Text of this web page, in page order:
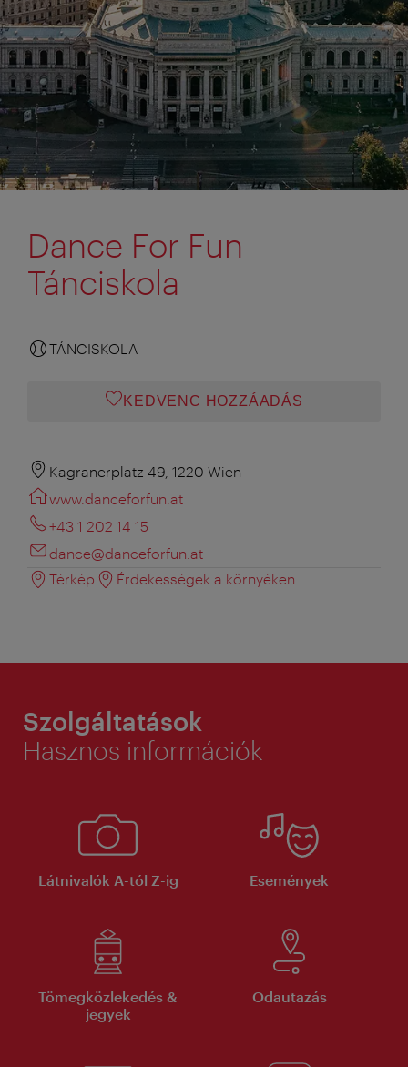
Dance For Fun
Tánciskola
TÁNCISKOLA
KEDVENC HOZZÁADÁS
Kagranerplatz 49, 1220 Wien
www.danceforfun.at
+43 1 202 14 15
dance@danceforfun.at
Térkép
Érdekességek a környéken
Szolgáltatások
Hasznos információk
Látnivalók A-tól Z-ig Események
Tömegközlekedés &
jegyek
Odautazás